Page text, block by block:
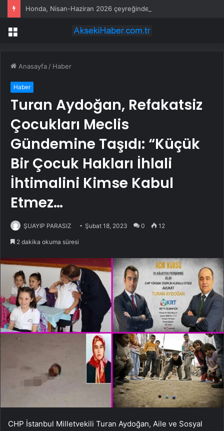
Menü
Anasayfa / Haber
Haber
Turan Aydoğan, Refakatsiz
Çocukları Meclis
Gündemine Taşıdı: “Küçük
Bir Çocuk Hakları İhlali
İhtimalini Kimse Kabul
Etmez…
ŞUAYIP PARASIZ Şubat 18, 2023 0 12
2 dakika okuma süresi
CHP İstanbul Milletvekili Turan Aydoğan, Aile ve Sosyal